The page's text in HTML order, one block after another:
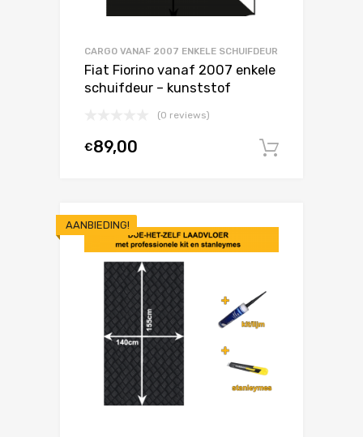
CARGO VANAF 2007 ENKELE SCHUIFDEUR
Fiat Fiorino vanaf 2007 enkele
schuifdeur – kunststof
(0 reviews)
€89,00
AANBIEDING!